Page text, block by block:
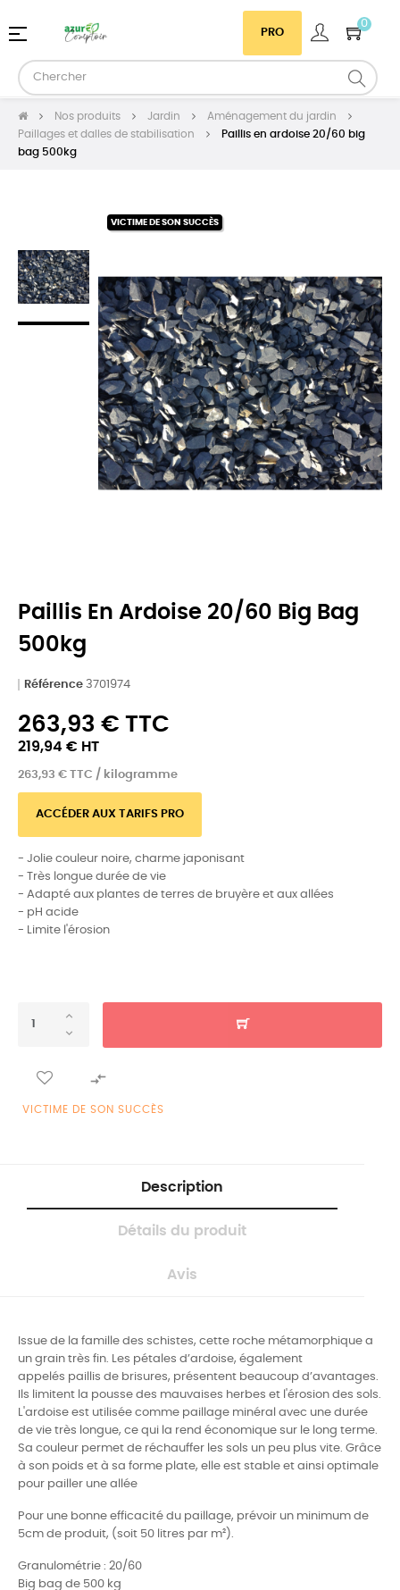
PRO
0
Basculer
navigation
☰
Nos produits Jardin
Aménagement du jardin
Paillages et dalles de stabilisation
Paillis en ardoise 20/60 big
bag 500kg
VICTIME DE SON SUCCÈS
Paillis En Ardoise 20/60 Big Bag
500kg
Référence 3701974
263,93 € TTC
219,94 € HT
263,93 € TTC / kilogramme
ACCÉDER AUX TARIFS PRO
- Jolie couleur noire, charme japonisant
- Très longue durée de vie
- Adapté aux plantes de terres de bruyère et aux allées
- pH acide
- Limite l'érosion

VICTIME DE SON SUCCÈS
Description
Détails du produit
Avis
Issue de la famille des schistes, cette roche métamorphique a
un grain très fin. Les pétales d’ardoise, également
appelés paillis de brisures, présentent beaucoup d’avantages.
Ils
limitent la pousse des mauvaises herbes et l'érosion des sols.
L'ardoise est utilisée comme paillage minéral avec une durée
de vie très longue, ce qui la rend économique sur le long terme.
Sa couleur permet de réchauffer les sols un peu plus vite. Grâce
à son poids et à sa forme plate, elle est stable et ainsi optimale
pour pailler une allée
Pour une bonne efficacité du paillage, prévoir un minimum de
5cm de produit, (soit 50 litres par m²).
Granulométrie : 20/60
Big bag de 500 kg